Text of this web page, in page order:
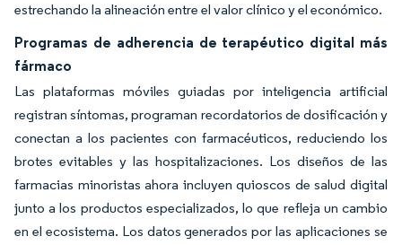
estrechando la alineación entre el valor clínico y el económico.
Programas de adherencia de terapéutico digital más
fármaco
Las plataformas móviles guiadas por inteligencia artificial
registran síntomas, programan recordatorios de dosificación y
conectan a los pacientes con farmacéuticos, reduciendo los
brotes evitables y las hospitalizaciones. Los diseños de las
farmacias minoristas ahora incluyen quioscos de salud digital
junto a los productos especializados, lo que refleja un cambio
en el ecosistema. Los datos generados por las aplicaciones se